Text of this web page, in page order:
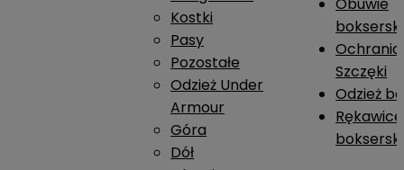
Kostki
Pasy
Pozostałe
Odzież Under
Armour
Góra
Dół
Szczęki
Odzież
Rękawice